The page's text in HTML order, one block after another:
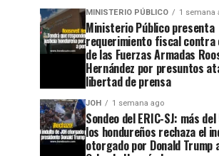
MINISTERIO PÚBLICO 1 semana
Ministerio Público presenta
requerimiento fiscal contra
de las Fuerzas Armadas
Hernández por presuntos
libertad de prensa
JOH 1 semana ago
Sondeo del ERIC-SJ: más
los hondureños rechaza el
otorgado por Donald Trump